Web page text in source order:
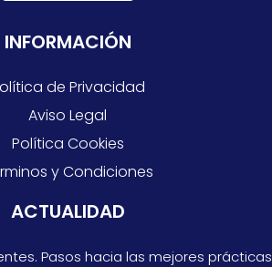
INFORMACIÓN
de Privacidad
Aviso Legal
Política Cookies
y Condiciones
ACTUALIDAD
Pasos hacia las mejores prácticas